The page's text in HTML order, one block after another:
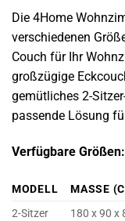
Die 4Home
verschiedenen
Couch für Ihr
großzügige
gemütliches 2-
passende Lösung
Verfügbare Größen:
MODELL MASSE
2-Sitzer
180 x 90 x